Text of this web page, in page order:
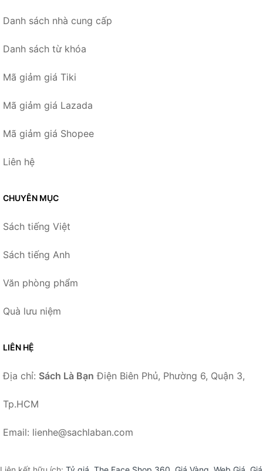
Danh sách nhà cung cấp
Danh sách từ khóa
Mã giảm giá Tiki
Mã giảm giá Lazada
Mã giảm giá Shopee
Liên hệ
CHUYÊN MỤC
Sách tiếng Việt
Sách tiếng Anh
Văn phòng phẩm
Quà lưu niệm
LIÊN HỆ
Địa chỉ: Sách Là Bạn Điện Biên Phủ, Phường 6, Quận 3,
Tp.HCM
Email: lienhe@sachlaban.com